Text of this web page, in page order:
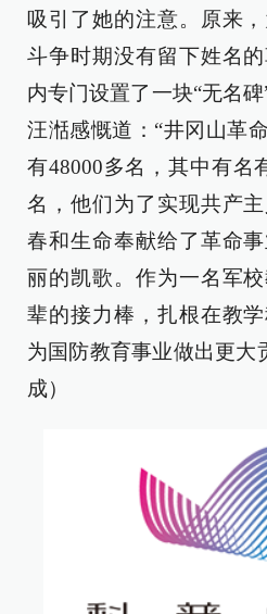
吸引了她的注意。原来
斗争时期没有留下姓名
内专门设置了一块“无名
汪湉感慨道：“井冈山革
有48000多名，其中有名
名，他们为了实现共产
春和生命奉献给了革命
丽的凯歌。作为一名军
辈的接力棒，扎根在教
为国防教育事业做出更大
成）